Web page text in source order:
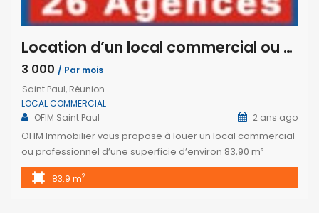
Location d’un local commercial ou professionnel au cœur de Saint-Paul.
3 000 / Par mois
Saint Paul, Réunion
LOCAL COMMERCIAL
OFIM Saint Paul
2 ans ago
OFIM Immobilier vous propose à louer un local commercial
ou professionnel d’une superficie d’environ 83,90 m²
habitable idéalement situé au cœur du centre-ville de
Saint-Paul. Le local se compose de trois salles spacieuses,
83.9 m2